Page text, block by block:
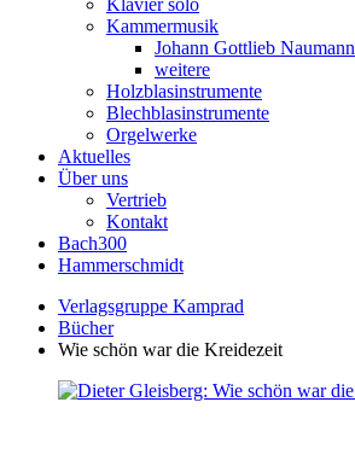
Klavier solo
Kammermusik
Johann Gottlieb Naumann
weitere
Holzblasinstrumente
Blechblasinstrumente
Orgelwerke
Aktuelles
Über uns
Vertrieb
Kontakt
Bach300
Hammerschmidt
Verlagsgruppe Kamprad
Bücher
Wie schön war die Kreidezeit